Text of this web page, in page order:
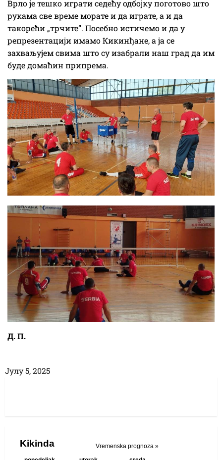
Врло је тешко играти седећу одбојку поготово што
рукама све време морате и да играте, а и да
такорећи „трчите”. Посебно истичемо и да у
репрезентацији имамо Кикинђане, а ја се
захваљујем свима што су изабрали наш град да им
буде домаћин припрема.
Д. П.
Јулy 5, 2025